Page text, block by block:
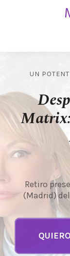
UN
Retiro
(Madrid)